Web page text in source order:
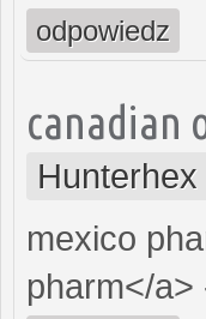
odpowiedz
canadian
mexico
pharm</a>